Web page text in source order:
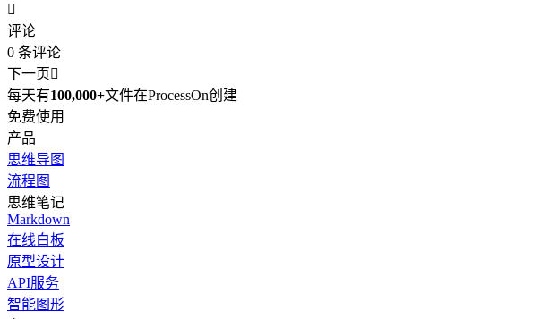

评论
0 条评论
下一页
每天有100,000+文件在ProcessOn创建
免费使用
产品
思维导图
流程图
思维笔记
Markdown
在线白板
原型设计
API服务
智能图形